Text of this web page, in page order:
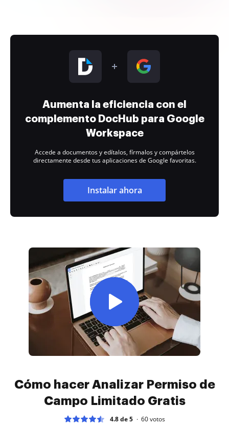
Aumenta la eficiencia con el
complemento DocHub para Google
Workspace
Accede a documentos y edítalos, fírmalos y compártelos
directamente desde tus aplicaciones de Google favoritas.
Instalar ahora
Cómo hacer Analizar Permiso de
Campo Limitado Gratis
4.8 de 5 60votos